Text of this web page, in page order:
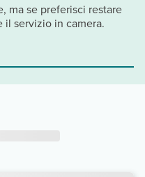
ma se preferisci restare
il servizio in camera.